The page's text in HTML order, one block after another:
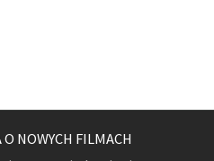
NOWYCH FILMACH